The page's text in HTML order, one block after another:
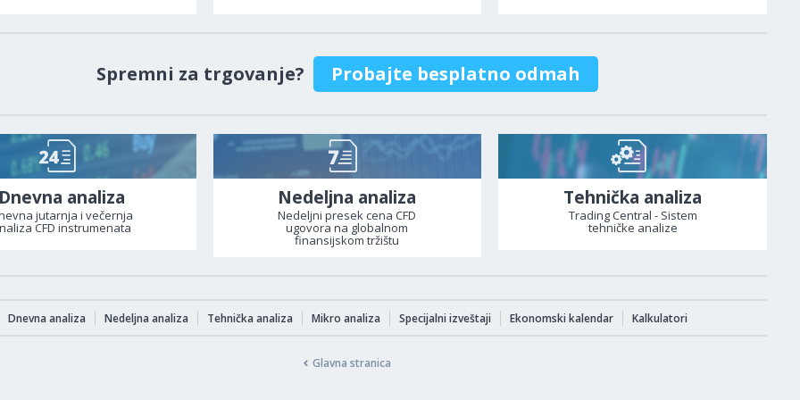
Spremni za trgovanje? Probajte besplatno odmah
analiza
jutarnja i večernja
CFD instrumenata
Nedeljna analiza
Nedeljni presek cena CFD
ugovora na globalnom
finansijskom tržištu
Tehnička analiza
Trading Central - Sistem
tehničke analize
Dnevna analiza Nedeljna analiza Tehnička analiza Mikro analiza Specijalni izveštaji Ekonomski kalendar Kalkulatori
Glavna stranica